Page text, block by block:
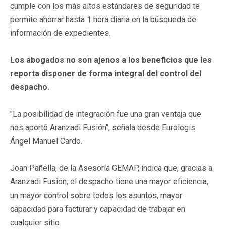
cumple con los más altos estándares de seguridad te
permite ahorrar hasta 1 hora diaria en la búsqueda de
información de expedientes.
Los abogados no son ajenos a los beneficios que les
reporta disponer de forma integral del control del
despacho.
"La posibilidad de integración fue una gran ventaja que
nos aportó Aranzadi Fusión", señala desde Eurolegis
Ángel Manuel Cardo.
Joan Pañella, de la Asesoría GEMAP, indica que, gracias a
Aranzadi Fusión, el despacho tiene una mayor eficiencia,
un mayor control sobre todos los asuntos, mayor
capacidad para facturar y capacidad de trabajar en
cualquier sitio.